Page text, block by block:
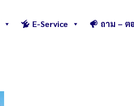
E-Service ถาม – ต